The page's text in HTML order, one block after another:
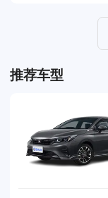
推荐车型